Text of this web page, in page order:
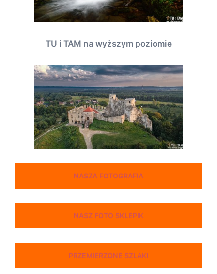
TU i TAM na wyższym poziomie
NASZA FOTOGRAFIA
NASZ FOTO SKLEPIK
PRZEMIERZONE SZLAKI